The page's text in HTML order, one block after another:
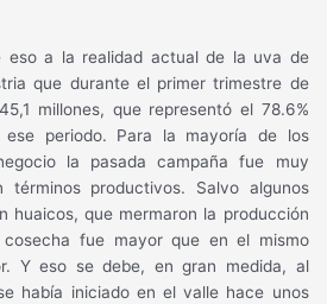
eso a la realidad actual de la uva de
que durante el primer trimestre de
millones, que representó el 78.6%
periodo. Para la mayoría de los
la pasada campaña fue muy
productivos. Salvo algunos
huaicos, que mermaron la producción
fue mayor que en el mismo
Y eso se debe, en gran medida, al
había iniciado en el valle hace unos